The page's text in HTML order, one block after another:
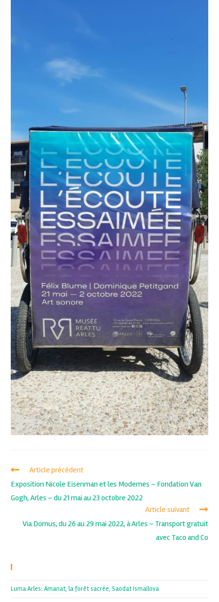
Article précédent
Exposition Nicole Eisenman et les Modernes – Fondation Van
Gogh, Arles – du 21 mai au 23 octobre 2022
Article suivant
Via Domus, du 26 au 29 mai 2022, à Arles – Transport gratuit
avec Taco and Co
Luma Arles: Amanat, la forêt sacrée, Saodat Ismailova